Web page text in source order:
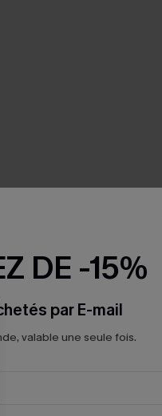
DE -15%
par E-mail
valable une seule fois.